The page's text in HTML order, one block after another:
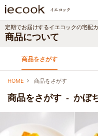
商品をさがす
定期でお届けするイエコックの宅配
商品について
HOME 商品をさがす
商品をさがす - かぼ